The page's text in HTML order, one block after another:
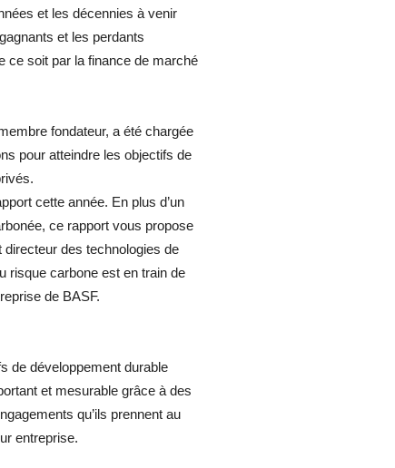
et les décennies à venir
et les perdants
ce soit par la finance de marché
fondateur, a été chargée
pour atteindre les objectifs de
cette année. En plus d’un
ce rapport vous propose
directeur des technologies de
risque carbone est en train de
de BASF.
de développement durable
et mesurable grâce à des
qu’ils prennent au
entreprise.